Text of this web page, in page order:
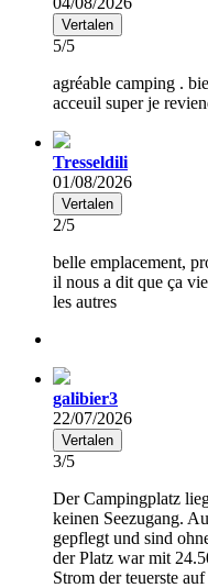
Vertalen
5/5
agréable camping .
acceuil super je
Tresseldili
01/08/2026
Vertalen
2/5
belle emplacement,
il nous a dit que ça
les autres
galibier3
22/07/2026
Vertalen
3/5
Der Campingplatz
keinen Seezugang.
gepflegt und sind
der Platz war mit
Strom der teuerste